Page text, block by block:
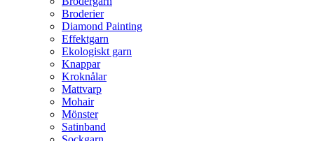
Broderier
Diamond Painting
Effektgarn
Ekologiskt garn
Knappar
Kroknålar
Mattvarp
Mohair
Mönster
Satinband